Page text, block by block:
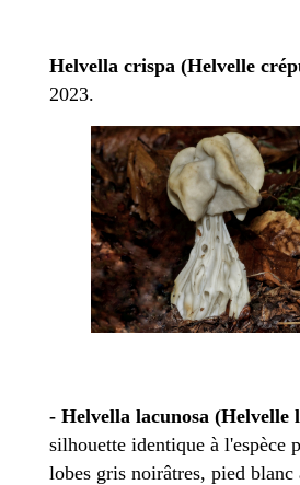
Helvella crispa (Helvelle
2023.
- Helvella lacunosa (Helvelle
silhouette identique à l'espèce
lobes gris noirâtres, pied blanc